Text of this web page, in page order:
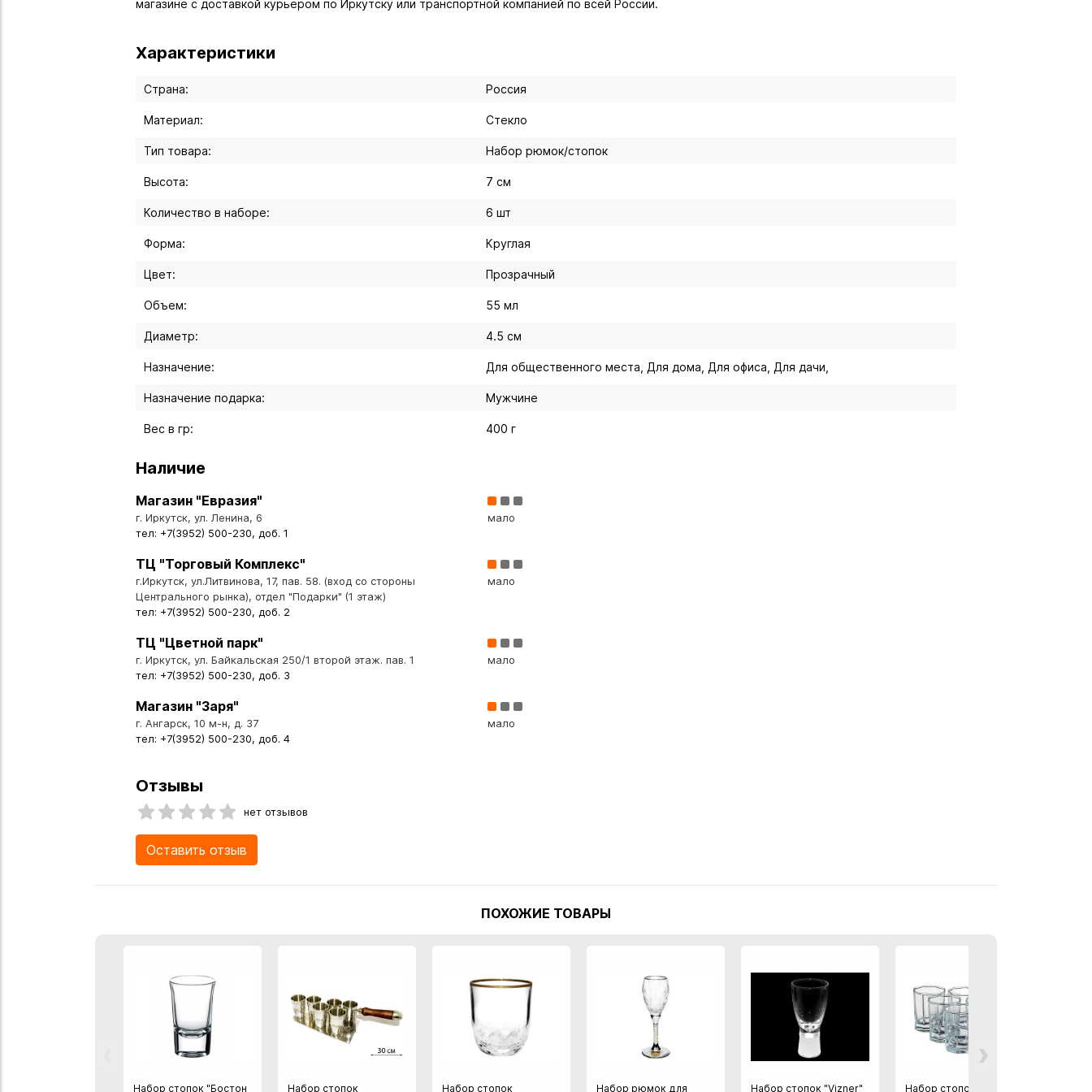
магазине с доставкой курьером по Иркутску или транспортной компанией по всей России.
Характеристики
Страна: Россия
Материал: Стекло
Тип товара: Набор рюмок/стопок
Высота: 7 см
Количество в наборе: 6 шт
Форма: Круглая
Цвет: Прозрачный
Объем: 55 мл
Диаметр: 4.5 см
Назначение: Для общественного места, Для дома, Для офиса, Для дачи,
Назначение подарка: Мужчине
Вес в гр: 400 г
Наличие
Магазин "Евразия"
г. Иркутск, ул. Ленина, 6
тел: +7(3952) 500-230, доб. 1
мало
ТЦ "Торговый Комплекс"
г.Иркутск, ул.Литвинова, 17, пав. 58. (вход со стороны
Центрального рынка), отдел "Подарки" (1 этаж)
тел: +7(3952) 500-230, доб. 2
мало
ТЦ "Цветной парк"
г. Иркутск, ул. Байкальская 250/1 второй этаж. пав. 1
тел: +7(3952) 500-230, доб. 3
мало
Магазин "Заря"
г. Ангарск, 10 м-н, д. 37
тел: +7(3952) 500-230, доб. 4
мало
Отзывы
нет отзывов
Оставить отзыв
ПОХОЖИЕ ТОВАРЫ
›
Набор стопок "Бостон Набор стопок Набор стопок Набор рюмок для Набор стопок "Vizner" Набор стопок "Козем"